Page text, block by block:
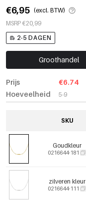
€6,95 (excl. BTW)
MSRP €20,99
2-5 DAGEN
Groothandel
Prijs
Hoeveelheid
€6.74
5-9
SKU
Goudkleur
0216644-181
zilveren kleur
0216644-111